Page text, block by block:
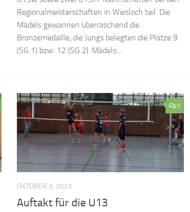
Regionalmeisterschaften in Wiesloch teil. Die
Mädels gewannen überraschend die
Bronzemedaille, die Jungs belegten die Plätze 9
(SG 1) bzw. 12 (SG 2). Mädels:...
0
OKTOBER 3, 2023
Auftakt für die U13